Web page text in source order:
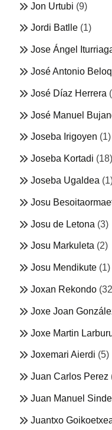
Jon Urtubi (9)
Jordi Batlle (1)
Jose Ángel
José Antonio
José Díaz Herrera
José Manuel
Joseba Irigoyen (1)
Joseba Kortadi (18)
Joseba Ugaldea
Josu
Josu de Letona (3)
Josu Markuleta (2)
Josu Mendikute (1)
Joxan Rekondo
Joxe Joan
Joxe Martin
Joxemari Aierdi (5)
Juan Carlos Perez
Juan Manuel Sinde
Juantxo